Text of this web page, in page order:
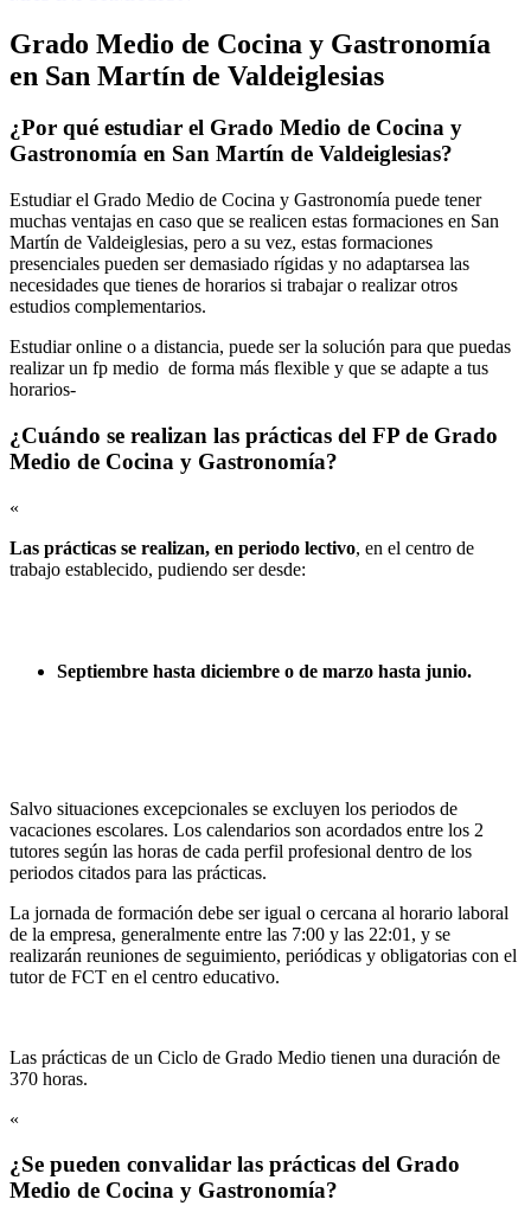
Grado Medio de Cocina y Gastronomía
en San Martín de Valdeiglesias
¿Por qué estudiar el Grado Medio de Cocina y
Gastronomía en San Martín de Valdeiglesias?
Estudiar el Grado Medio de Cocina y Gastronomía puede tener
muchas ventajas en caso que se realicen estas formaciones en San
Martín de Valdeiglesias, pero a su vez, estas formaciones
presenciales pueden ser demasiado rígidas y no adaptarsea las
necesidades que tienes de horarios si trabajar o realizar otros
estudios complementarios.
Estudiar online o a distancia, puede ser la solución para que puedas
realizar un fp medio de forma más flexible y que se adapte a tus
horarios-
¿Cuándo se realizan las prácticas del FP de Grado
Medio de Cocina y Gastronomía?
«
Las prácticas se realizan, en periodo lectivo, en el centro de
trabajo establecido, pudiendo ser desde:
Septiembre hasta diciembre o de marzo hasta junio.
Salvo situaciones excepcionales se excluyen los periodos de
vacaciones escolares. Los calendarios son acordados entre los 2
tutores según las horas de cada perfil profesional dentro de los
periodos citados para las prácticas.
La jornada de formación debe ser igual o cercana al horario laboral
de la empresa, generalmente entre las 7:00 y las 22:01, y se
realizarán reuniones de seguimiento, periódicas y obligatorias con el
tutor de FCT en el centro educativo.
Las prácticas de un Ciclo de Grado Medio tienen una duración de
370 horas.
«
¿Se pueden convalidar las prácticas del Grado
Medio de Cocina y Gastronomía?